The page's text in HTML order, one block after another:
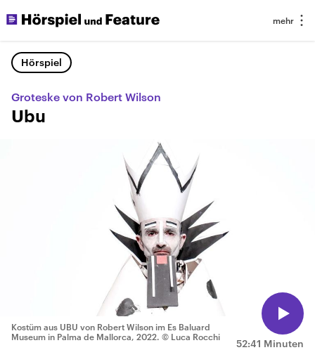
Hörspiel
Groteske von Robert Wilson
Ubu
52:41 Minuten
Kostüm aus UBU von Robert Wilson im Es Baluard
Museum in Palma de Mallorca, 2022. © Luca Rocchi